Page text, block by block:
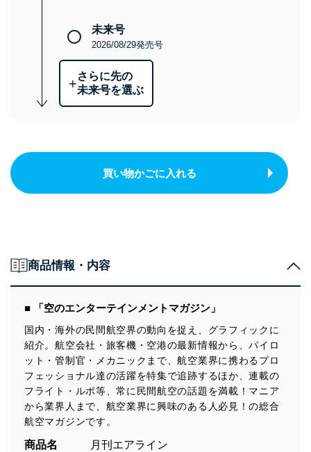
未来号
2026/08/29発売号
+さらに先の
未来号を選ぶ
買い物かごに入れる
商品情報・内容
■ 「空のエンターテインメントマガジン」
国内・海外の民間航空界の動向を捉え、グラフィックに
紹介。航空会社・旅客機・空港の最新情報から、パイロ
ット・管制官・メカニックまで、航空業界に携わるプロ
フェッショナル達の活躍を特集で追跡するほか、連載の
フライト・ルポ等、常に民間航空の話題を満載！マニア
から業界人まで、航空業界に興味のある人必見！の総合
航空マガジンです。
商品名 月刊エアライン